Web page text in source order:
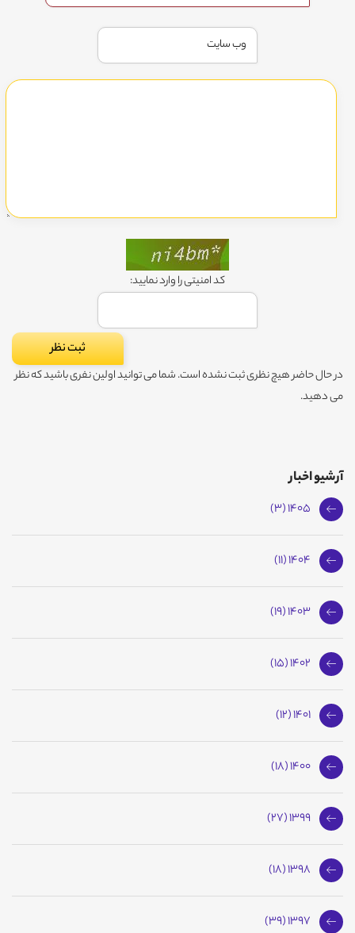
کد امنیتی را وارد نمایید:
در حال حاضر هیچ نظری ثبت نشده است. شما می توانید اولین نفری باشید که نظر
می دهید.
آرشیو اخبار
1405 (3)
1404 (11)
1403 (19)
1402 (15)
1401 (12)
1400 (18)
1399 (27)
1398 (18)
1397 (39)